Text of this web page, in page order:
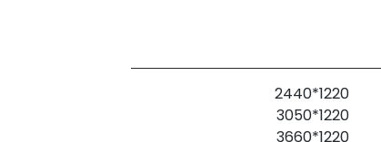
1220*2440
1220*3050
1220*3660